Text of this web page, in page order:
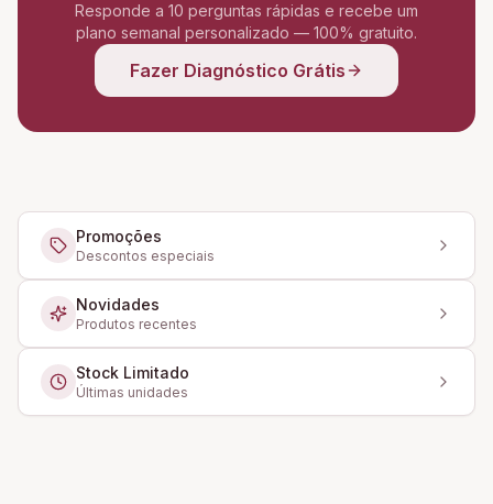
Responde a 10 perguntas rápidas e recebe um
plano semanal personalizado — 100% gratuito.
Fazer Diagnóstico Grátis
Promoções
Descontos especiais
Novidades
Produtos recentes
Stock Limitado
Últimas unidades